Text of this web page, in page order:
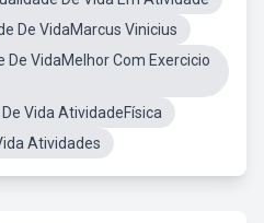
De VidaMarcus Vinicius
De VidaMelhor Com Exercicio
Vida AtividadeFísica
Atividades